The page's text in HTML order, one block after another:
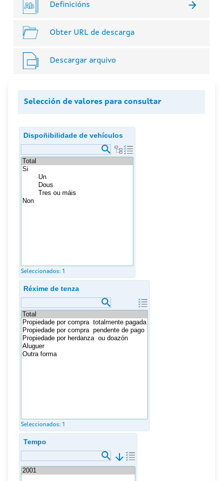
Definicións
Obter URL de descarga
Descargar arquivo
Selección de valores para consultar
Dispoñibilidade de vehículos
Seleccionados: 1
Réxime de tenza
Seleccionados: 1
Tempo
arrow_downward